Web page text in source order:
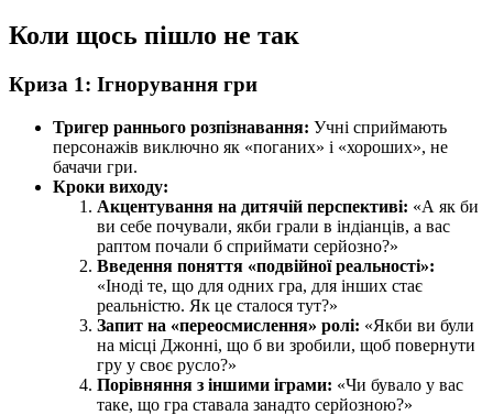
Коли щось пішло не так
Криза 1: Ігнорування гри
Тригер раннього розпізнавання: Учні сприймають
персонажів виключно як «поганих» і «хороших», не
бачачи гри.
Кроки виходу:
Акцентування на дитячій перспективі: «А як би
ви себе почували, якби грали в індіанців, а вас
раптом почали б сприймати серйозно?»
Введення поняття «подвійної реальності»:
«Іноді те, що для одних гра, для інших стає
реальністю. Як це сталося тут?»
Запит на «переосмислення» ролі: «Якби ви були
на місці Джонні, що б ви зробили, щоб повернути
гру у своє русло?»
Порівняння з іншими іграми: «Чи бувало у вас
таке, що гра ставала занадто серйозною?»